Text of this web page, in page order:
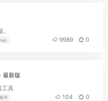
9989 0
最新版
工具
号 104 0